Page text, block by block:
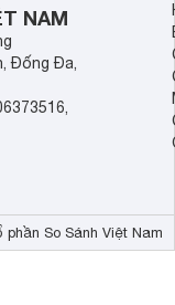
NAM
Đống Đa,
So Sánh Việt Nam